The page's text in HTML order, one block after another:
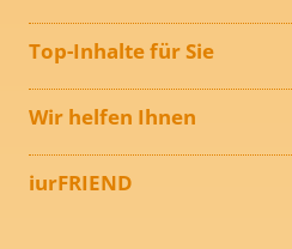
Top-Inhalte für Sie
Wir helfen Ihnen
iurFRIEND